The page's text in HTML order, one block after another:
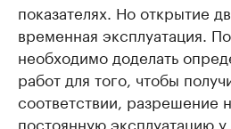
показателях. Но открытие
временная эксплуатация.
необходимо доделать
работ для того, чтобы
соответствии, разрешение
постоянную эксплуатацию